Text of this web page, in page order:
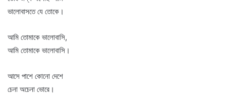
ভালোবাসতে যে তোকে।
আমি তোমাকে ভালোবাসি,
আমি তোমাকে ভালোবাসি।
আসে পাশে কোনো দেশে
চেনা অচেনা ভোরে।